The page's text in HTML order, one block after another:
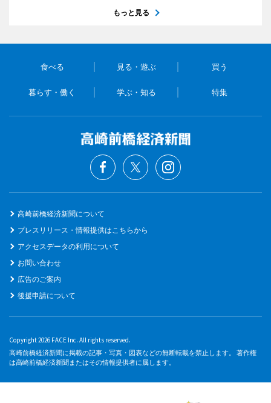
もっと見る
食べる 見る・遊ぶ 買う
暮らす・働く 学ぶ・知る 特集
高崎前橋経済新聞について
プレスリリース・情報提供はこちらから
アクセスデータの利用について
お問い合わせ
広告のご案内
後援申請について
Copyright 2026 FACE Inc. All rights reserved.
高崎前橋経済新聞に掲載の記事・写真・図表などの無断転載を禁止します。 著作権
は高崎前橋経済新聞またはその情報提供者に属します。